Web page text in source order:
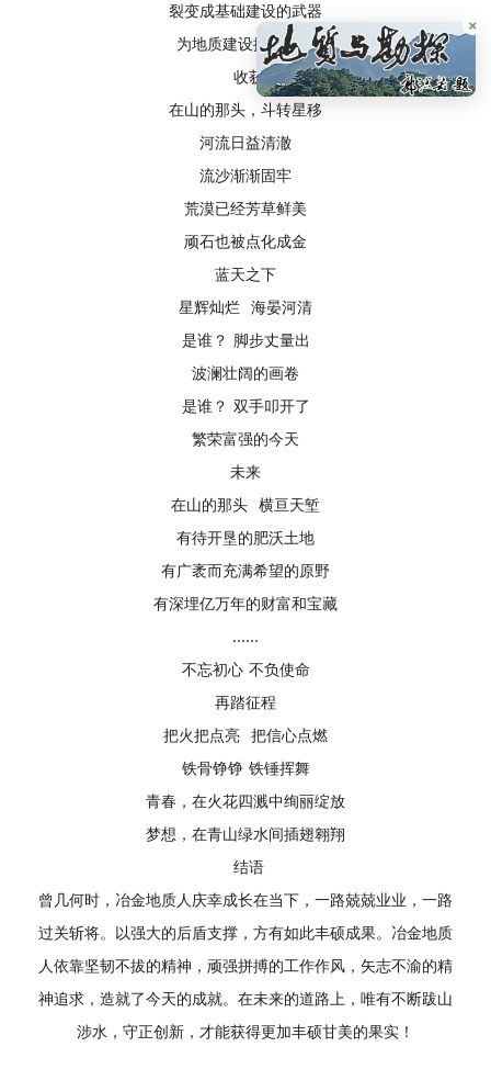
裂变成基础建设的武器
为地质建设振臂呐喊
收获
在山的那头，斗转星移
河流日益清澈
流沙渐渐固牢
荒漠已经芳草鲜美
顽石也被点化成金
蓝天之下
星辉灿烂 海晏河清
是谁？ 脚步丈量出
波澜壮阔的画卷
是谁？ 双手叩开了
繁荣富强的今天
未来
在山的那头 横亘天堑
有待开垦的肥沃土地
有广袤而充满希望的原野
有深埋亿万年的财富和宝藏
……
不忘初心 不负使命
再踏征程
把火把点亮 把信心点燃
铁骨铮铮 铁锤挥舞
青春，在火花四溅中绚丽绽放
梦想，在青山绿水间插翅翱翔
结语
曾几何时，冶金地质人庆幸成长在当下，一路兢兢业业，一路
过关斩将。以强大的后盾支撑，方有如此丰硕成果。冶金地质
人依靠坚韧不拔的精神，顽强拼搏的工作作风，矢志不渝的精
神追求，造就了今天的成就。在未来的道路上，唯有不断跋山
涉水，守正创新，才能获得更加丰硕甘美的果实！
×